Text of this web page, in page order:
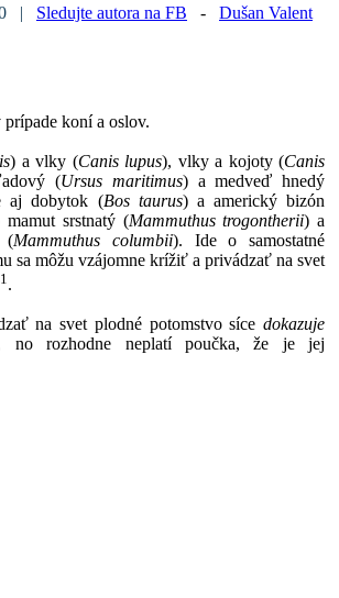
| Sledujte autora na FB - Dušan Valent
koní a oslov.
) a vlky (Canis lupus), vlky a kojoty (Canis
(Ursus maritimus) a medveď hnedý
aj dobytok (Bos taurus) a americký bizón
mamut srstnatý (Mammuthus trogontherii) a
(Mammuthus columbii). Ide o samostatné
sa môžu vzájomne krížiť a privádzať na svet
1 .
na svet plodné potomstvo síce dokazuje
no rozhodne neplatí poučka, že je jej